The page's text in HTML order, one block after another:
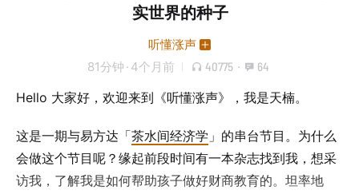
实世界的种子
听懂涨声
81分钟 · 4个月前 40775 · 64
Hello 大家好，欢迎来到《听懂涨声》，我是天楠。
这是一期与易方达「茶水间经济学 」的串台节目。为什么
会做这个节目呢？缘起前段时间有一本杂志找到我，想采
访我，了解我是如何帮助孩子做好财商教育的。坦率地